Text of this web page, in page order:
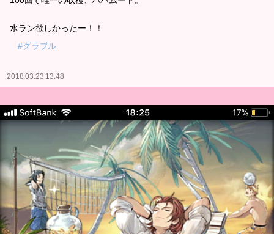
水ラン欲しかったー！！
#グラブル
2018.03.23 13:48